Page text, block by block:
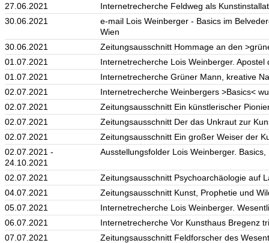
27.06.2021
Internetrecherche Feldweg als
30.06.2021
e-mail Lois Weinberger - Basics im
Wien
30.06.2021
Zeitungsausschnitt Hommage an den
01.07.2021
Internetrecherche Lois Weinberger. Apostel
01.07.2021
Internetrecherche Grüner Mann, kreative
02.07.2021
Internetrecherche Weinbergers >Basics<
02.07.2021
Zeitungsausschnitt Ein künstlerischer
02.07.2021
Zeitungsausschnitt Der das Unkraut zur
02.07.2021
Zeitungsausschnitt Ein großer Weiser der
02.07.2021 -
24.10.2021
Ausstellungsfolder Lois Weinberger.
02.07.2021
Zeitungsausschnitt Psychoarchäologie auf
04.07.2021
Zeitungsausschnitt Kunst, Prophetie und
05.07.2021
Internetrecherche Lois Weinberger.
06.07.2021
Internetrecherche Vor Kunsthaus Bregenz
07.07.2021
Zeitungsausschnitt Feldforscher des